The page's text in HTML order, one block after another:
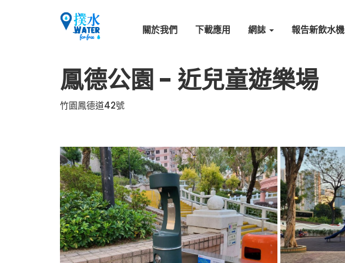
關於我們 下載應用 網誌 報告新飲水機
鳳德公園 - 近兒童遊樂場
竹園鳳德道42號